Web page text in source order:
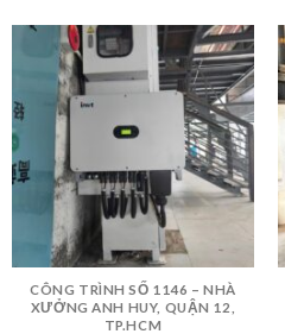
CÔNG TRÌNH SỐ 1146 – NHÀ
XƯỞNG ANH HUY, QUẬN 12,
TP.HCM